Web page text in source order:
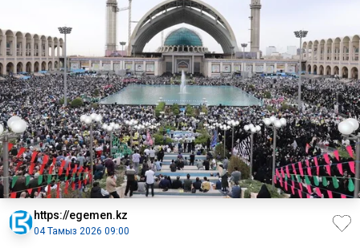
https://egemen.kz
04 Тамыз 2026 09:00